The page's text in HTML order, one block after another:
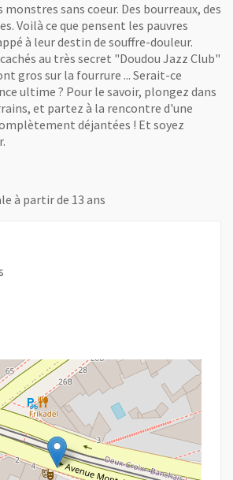
sans coeur. Des bourreaux, des
Voilà ce que pensent les pauvres
à leur destin de souffre-douleur.
au très secret "Doudou Jazz Club"
gros sur la fourrure ... Serait-ce
ultime ? Pour le savoir, plongez dans
et partez à la rencontre d'une
déjantées ! Et soyez
à partir de 13 ans
l'handicap Moteur